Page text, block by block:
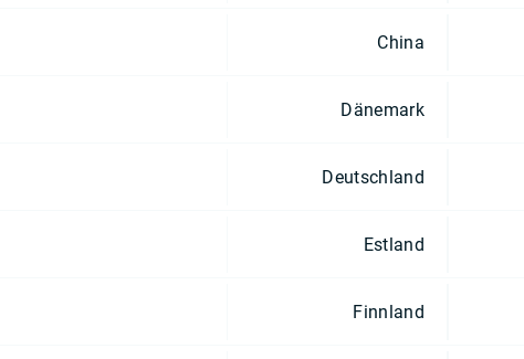
China
Dänemark
Deutschland
Estland
Finnland